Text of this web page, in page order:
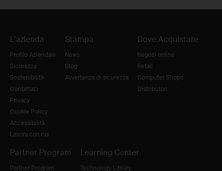
L'azienda
Profilo Aziendale
Sicurezza
Sostenibilità
Contattaci
Privacy
Cookie Policy
Accessibilità
Lavora con noi
Stampa
News
Blog
Avvertenza di sicurezza
Dove Acquistare
Negozi online
Retail
Computer Shops
Distributori
Partner Program
Partner Program
Learning Center
Technology Library